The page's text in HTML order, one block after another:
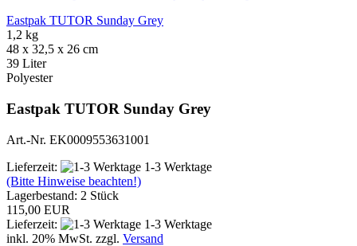
Eastpak TUTOR Sunday Grey
1,2 kg
48 x 32,5 x 26 cm
39 Liter
Polyester
Eastpak TUTOR Sunday Grey
Art.-Nr. EK0009553631001
Lieferzeit:
1-3 Werktage
(Bitte Hinweise beachten!)
Lagerbestand: 2 Stück
115,00 EUR
Lieferzeit:
1-3 Werktage
inkl. 20% MwSt. zzgl. Versand